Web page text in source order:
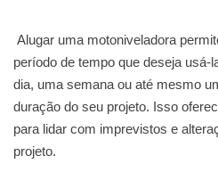
Alugar uma motoniveladora
período de tempo que deseja usá-
dia, uma semana ou até mesmo
duração do seu projeto. Isso
para lidar com imprevistos e
projeto.